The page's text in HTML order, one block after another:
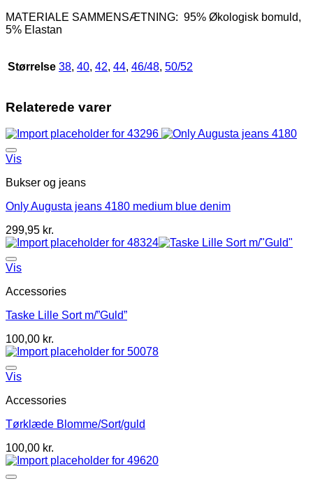
Vejl.
169,95
MATERIALE SAMMENSÆTNING: 95% Økologisk bomuld,
5% Elastan
Størrelse 38, 40, 42, 44, 46/48, 50/52
Relaterede varer
Vis
Bukser og jeans
Only Augusta jeans 4180 medium blue denim
299,95 kr.
Vis
Accessories
Taske Lille Sort m/”Guld”
100,00 kr.
Vis
Accessories
Tørklæde Blomme/Sort/guld
100,00 kr.